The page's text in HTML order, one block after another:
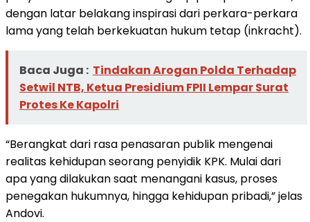
dengan latar belakang inspirasi dari perkara-perkara
lama yang telah berkekuatan hukum tetap (inkracht).
Baca Juga : Tindakan Arogan Polda Terhadap
Setwil NTB, Ketua Presidium FPII Lempar Surat
Protes Ke Kapolri
“Berangkat dari rasa penasaran publik mengenai
realitas kehidupan seorang penyidik KPK. Mulai dari
apa yang dilakukan saat menangani kasus, proses
penegakan hukumnya, hingga kehidupan pribadi,” jelas
Andovi.